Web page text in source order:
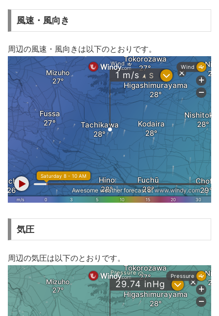
風速・風向き
周辺の風速・風向きは以下のとおりです。
気圧
周辺の気圧は以下のとおりです。